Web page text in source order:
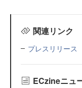
関連リンク
プレスリリース
ECzineニュ